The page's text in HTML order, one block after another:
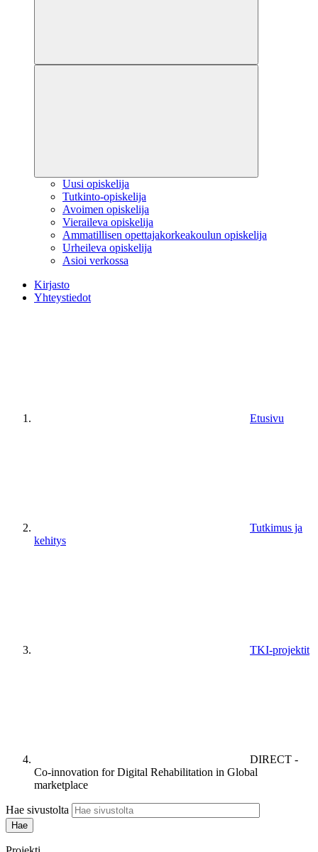
Uusi opiskelija
Tutkinto-opiskelija
Avoimen opiskelija
Vieraileva opiskelija
Ammatillisen opettajakorkeakoulun opiskelija
Urheileva opiskelija
Asioi verkossa
Kirjasto
Yhteystiedot
Etusivu
Tutkimus ja
kehitys
TKI-projektit
DIRECT -
Co-innovation for Digital Rehabilitation in Global
marketplace
Hae sivustolta